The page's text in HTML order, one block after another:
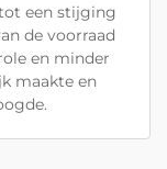
een stijging
de voorraad
en minder
maakte en